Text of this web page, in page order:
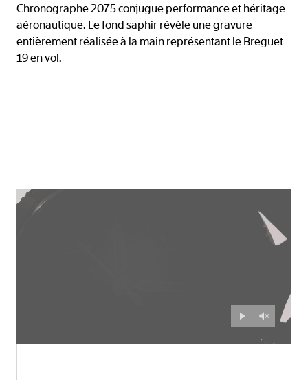
Chronographe 2075 conjugue performance et héritage
aéronautique. Le fond saphir révèle une gravure
entièrement réalisée à la main représentant le Breguet
19 en vol.